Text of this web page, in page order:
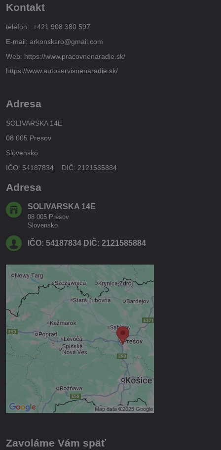
Kontakt
telefon: +421 908 380 597
E-mail: arkonsksro@gmail.com
Web: https://www.pracovnenaradie.sk/
https://www.autoservisnenaradie.sk/
Adresa
SOLIVARSKA 14E
08 005 Presov
Slovensko
IČO: 54187834 DIČ: 2121585884
Adresa
SOLIVARSKA 14E
08 005 Presov
Slovensko
IČO: 54187834 DIČ: 2121585884
Externý obsah je blokovaný
Voľbami súkromia
Prajete si načítať externý obsah?
Povoliť tentokrát
Povoliť a zapamätať - súhlas s
druhom cookie: Funkčné
Otvoriť obsah v novom okne
Zavoláme Vám späť